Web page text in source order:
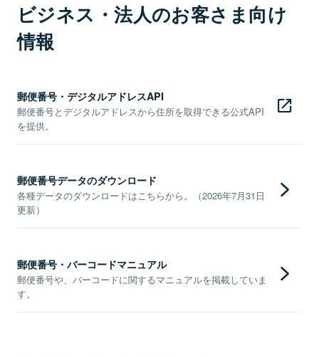
ビジネス・法人のお客さま向け
情報
郵便番号・デジタルアドレスAPI
郵便番号とデジタルアドレスから住所を取得できる公式API
を提供。
郵便番号データのダウンロード
各種データのダウンロードはこちらから。（2026年7月31日
更新）
郵便番号・バーコードマニュアル
郵便番号や、バーコードに関するマニュアルを掲載していま
す。